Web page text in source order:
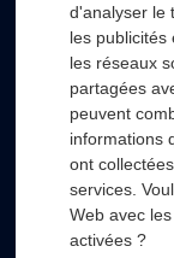
RSL HYDRO +
SECTEURS
d'analyser le
les publicités
les réseaux
partagées
peuvent
informations
ont
services.
Web avec
activées ?